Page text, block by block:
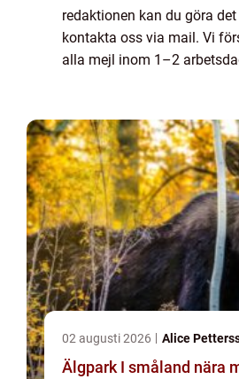
redaktionen kan du göra
kontakta oss via mail. Vi
alla mejl inom 1–2
02 augusti 2026 Alice
Älgpark I småland nära möten med